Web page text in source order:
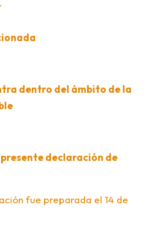
dentro del ámbito de la
declaración de
fue preparada el 14 de